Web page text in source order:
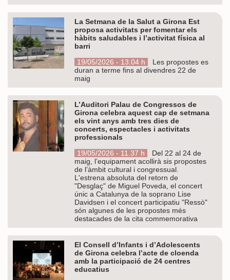
La Setmana de la Salut a Girona Est
proposa activitats per fomentar els
hàbits saludables i l’activitat física al
barri
19/05/2026 - 13.04 h
Les propostes es
duran a terme fins al divendres 22 de
maig
L’Auditori Palau de Congressos de
Girona celebra aquest cap de setmana
els vint anys amb tres dies de
concerts, espectacles i activitats
professionals
19/05/2026 - 11.37 h
Del 22 al 24 de
maig, l’equipament acollirà sis propostes
de l’àmbit cultural i congressual.
L'estrena absoluta del retorn de
"Desglaç" de Miguel Poveda, el concert
únic a Catalunya de la soprano Lise
Davidsen i el concert participatiu "Ressò"
són algunes de les propostes més
destacades de la cita commemorativa
El Consell d’Infants i d’Adolescents
de Girona celebra l’acte de cloenda
amb la participació de 24 centres
educatius